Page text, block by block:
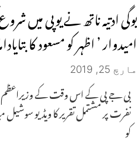
یوگی ادتیہ ناتھ نے یوپی میں
امیدوار ’ اظہر کو مسعود کا
مارچ 25, 2019
بی جے پی کے اس وقت کے وزیراعظم
نفرت پر مشتمل تقریر کا ویڈیو سوشیل
کو